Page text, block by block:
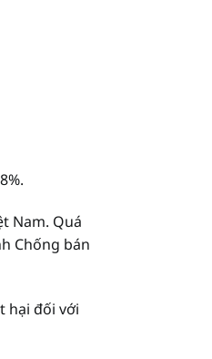
Nam. Quá
Chống bán
hại đối với